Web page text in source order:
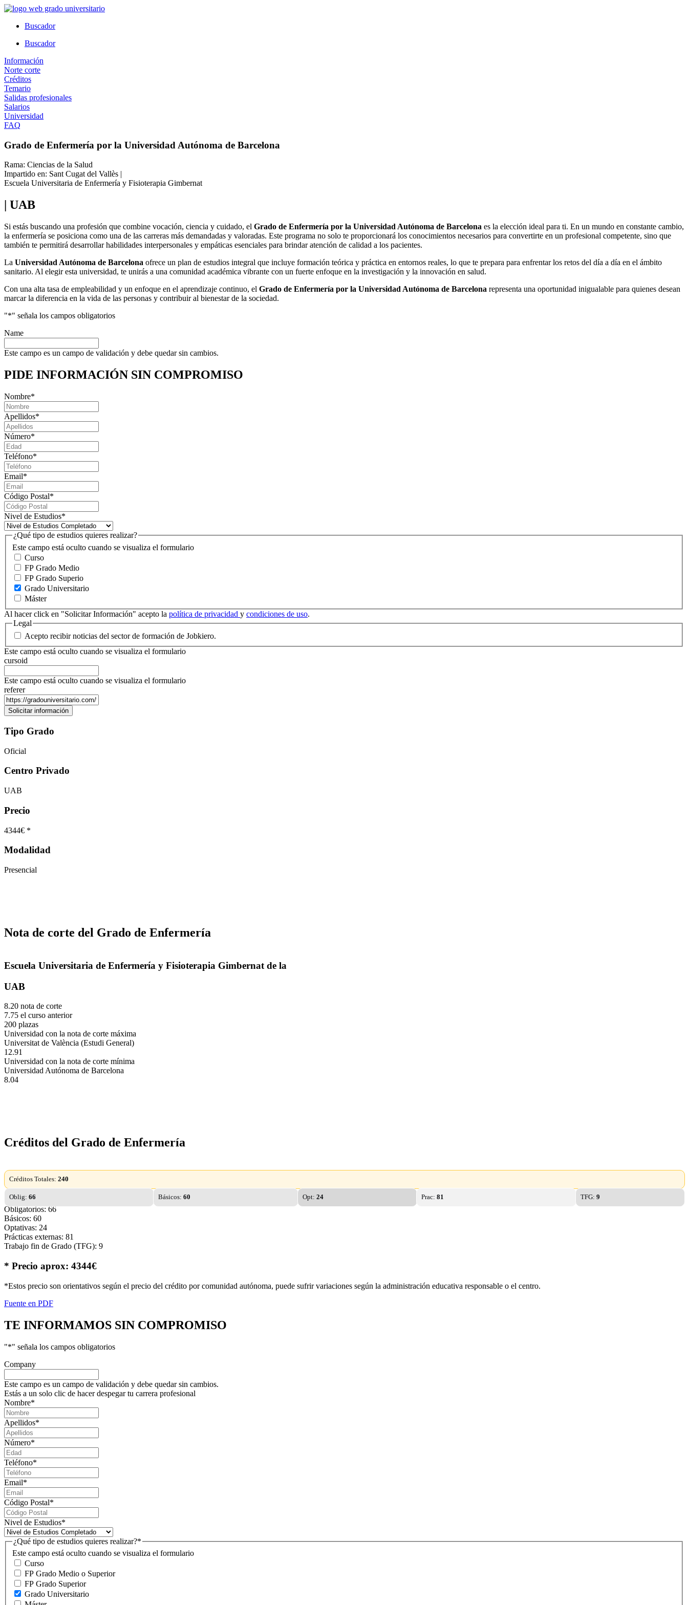
Ir
contenidoBuscador
Buscador
Información
Norte corte
Créditos
Temario
Salidas profesionales
Salarios
Universidad
FAQ
Grado de Enfermería por la Universidad Autónoma de Barcelona
Rama: Ciencias de la Salud
Impartido en: Sant Cugat del Vallès |
Escuela Universitaria de Enfermería y Fisioterapia Gimbernat
| UAB
Si estás buscando una profesión que combine vocación, ciencia y cuidado, el Grado de Enfermería por la Universidad Autónoma de Barcelona es la elección ideal para ti. En un mundo en constante cambio,
la enfermería se posiciona como una de las carreras más demandadas y valoradas. Este programa no solo te proporcionará los conocimientos necesarios para convertirte en un profesional competente, sino que
también te permitirá desarrollar habilidades interpersonales y empáticas esenciales para brindar atención de calidad a los pacientes.
La Universidad Autónoma de Barcelona ofrece un plan de estudios integral que incluye formación teórica y práctica en entornos reales, lo que te prepara para enfrentar los retos del día a día en el ámbito
sanitario. Al elegir esta universidad, te unirás a una comunidad académica vibrante con un fuerte enfoque en la investigación y la innovación en salud.
Con una alta tasa de empleabilidad y un enfoque en el aprendizaje continuo, el Grado de Enfermería por la Universidad Autónoma de Barcelona representa una oportunidad inigualable para quienes desean
marcar la diferencia en la vida de las personas y contribuir al bienestar de la sociedad.
"*" señala los campos obligatorios
Name
Este campo es un campo de validación y debe quedar sin cambios.
PIDE INFORMACIÓN SIN COMPROMISO
Nombre*
Apellidos*
Número*
Teléfono*
Email*
Código Postal*
Nivel de Estudios*
Este campo está oculto cuando se visualiza el formulario
¿Qué tipo de estudios quieres realizar?
Curso
FP Grado Medio
FP Grado Superio
Grado Universitario
Máster
Al hacer click en "Solicitar Información" acepto la política de privacidad y condiciones de uso.
Legal
Acepto recibir noticias del sector de formación de Jobkiero.
Este campo está oculto cuando se visualiza el formulario
cursoid
Este campo está oculto cuando se visualiza el formulario
referer
Tipo Grado
Oficial
Centro Privado
UAB
Precio
4344€ *
Modalidad
Presencial
Nota de corte del Grado de Enfermería
Escuela Universitaria de Enfermería y Fisioterapia Gimbernat de la
UAB
8.20 nota de corte
7.75 el curso anterior
200 plazas
Universidad con la nota de corte máxima
Universitat de València (Estudi General)
12.91
Universidad con la nota de corte mínima
Universidad Autónoma de Barcelona
8.04
Créditos del Grado de Enfermería
Créditos Totales: 240
Oblig: 66 Básicos: 60 Opt: 24 Prac:81 TFG:9
Obligatorios: 66
Básicos: 60
Optativas: 24
Prácticas externas: 81
Trabajo fin de Grado (TFG): 9
* Precio aprox: 4344€
*Estos precio son orientativos según el precio del crédito por comunidad autónoma, puede sufrir variaciones según la administración educativa responsable o el centro.
Fuente en PDF
TE INFORMAMOS SIN COMPROMISO
"*" señala los campos obligatorios
Company
Este campo es un campo de validación y debe quedar sin cambios.
Estás a un solo clic de hacer despegar tu carrera profesional
Nombre*
Apellidos*
Número*
Teléfono*
Email*
Código Postal*
Nivel de Estudios*
Este campo está oculto cuando se visualiza el formulario
¿Qué tipo de estudios quieres realizar?*
Curso
FP Grado Medio o Superior
FP Grado Superior
Grado Universitario